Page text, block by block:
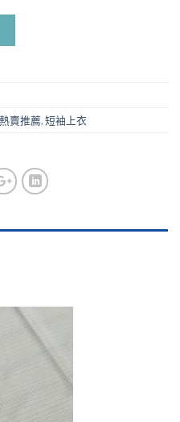
熱賣推薦,短袖上衣